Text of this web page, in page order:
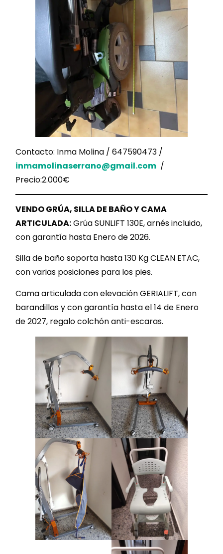
Contacto: Inma Molina / 647590473 /
inmamolinaserrano@gmail.com /
Precio:2.000€
VENDO GRÚA, SILLA DE BAÑO Y CAMA
ARTICULADA:Grúa SUNLIFT 130E, arnés incluido,
con garantía hasta Enero de 2026.
Silla de baño soporta hasta 130 Kg CLEAN ETAC,
con varias posiciones para los pies.
Cama articulada con elevación GERIALIFT, con
barandillas y con garantía hasta el 14 de Enero
de 2027, regalo colchón anti-escaras.